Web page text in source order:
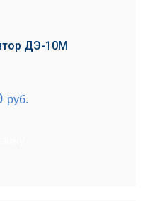
ДЭ-10М
руб.